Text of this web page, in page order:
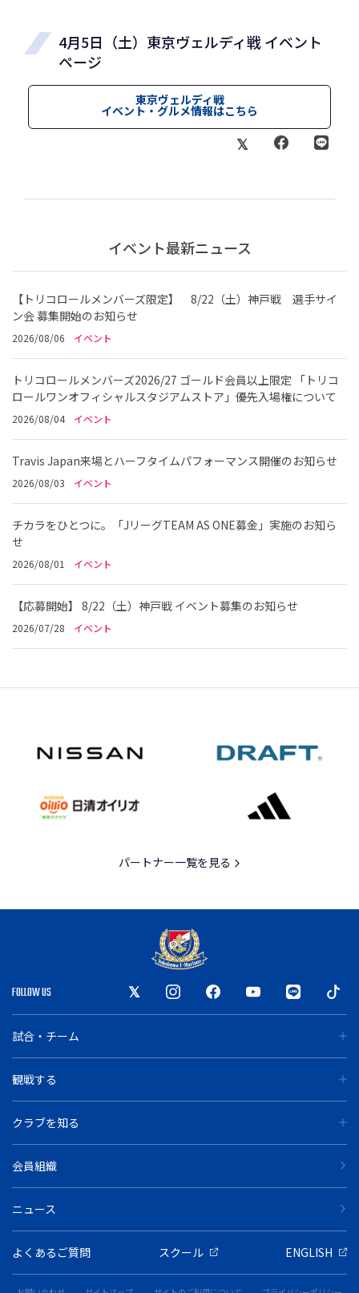
4月5日（土）東京ヴェルディ戦 イベント
ページ
東京ヴェルディ戦
イベント・グルメ情報はこちら
イベント最新ニュース
【トリコロールメンバーズ限定】 8/22（土）神戸戦 選手サイ
ン会 募集開始のお知らせ
2026/08/06 イベント
トリコロールメンバーズ2026/27 ゴールド会員以上限定 「トリコ
ロールワンオフィシャルスタジアムストア」優先入場権について
2026/08/04 イベント
Travis Japan来場とハーフタイムパフォーマンス開催のお知らせ
2026/08/03 イベント
チカラをひとつに。「JリーグTEAM AS ONE募金」実施のお知ら
せ
2026/08/01 イベント
【応募開始】 8/22（土）神戸戦 イベント募集のお知らせ
2026/07/28 イベント
パートナー一覧を見る
FOLLOW US
試合・チーム
観戦する
クラブを知る
会員組織
ニュース
よくあるご質問 スクール ENGLISH